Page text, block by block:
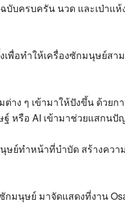
บับครบครัน นวด และเป่าแ
เพื่อทำให้เครื่องซักมนุษย์ส
าง ๆ เข้ามาให้ปังขึ้น ด้วยก
หรือ AI เข้ามาช่วยแสกนปั
ษย์ทำหน้าที่บำบัด สร้างควา
มนุษย์ มาจัดแสดงที่งาน